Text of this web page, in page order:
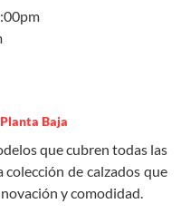
Planta Baja
que cubren todas las
de calzados que
y comodidad.